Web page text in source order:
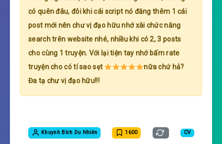
có quên đâu, đôi khi cái script nó đăng thêm 1 cái
post mới nên chư vị đạo hữu nhớ xài chức năng
search trên website nhé, nhiều khi có 2, 3 posts
cho cùng 1 truyện. Với lại tiện tay nhớ bấm rate
truyện cho có tí sao sẹt
nữa chứ hả?
Đa tạ chư vị đạo hữu!!!
Khuynh Bích Du Nhiên 1600 CV